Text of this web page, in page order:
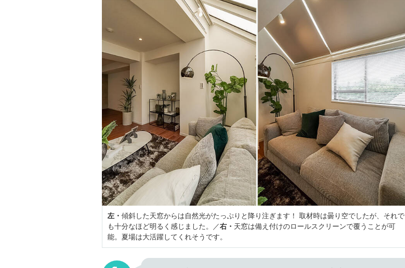
左・ 傾斜した天窓からは自然光がたっぷりと降り注ぎます！ 取材時は曇り空でしたが、それで
も十分なほど明るく感じました。／右・ 天窓は備え付けのロールスクリーンで覆うことが可
能。夏場は大活躍してくれそうです。